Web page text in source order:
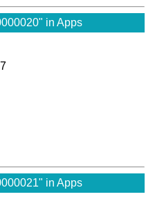
in Apps
in Apps